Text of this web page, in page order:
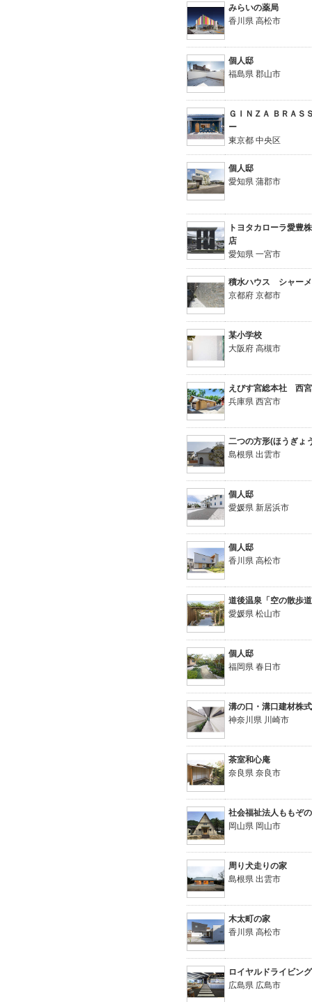
みらいの薬局
香川県 高松市
個人邸
福島県 郡山市
ＧＩＮＺＡ ＢＲＡ
ー
東京都 中央区
個人邸
愛知県 蒲郡市
トヨタカローラ愛
店
愛知県 一宮市
積水ハウス シャー
京都府 京都市
某小学校
大阪府 高槻市
えびす宮総本社 西
兵庫県 西宮市
二つの方形(ほうぎょ
島根県 出雲市
個人邸
愛媛県 新居浜市
個人邸
香川県 高松市
道後温泉「空の散歩
愛媛県 松山市
個人邸
福岡県 春日市
溝の口・溝口建材株
神奈川県 川崎市
茶室和心庵
奈良県 奈良市
社会福祉法人ももぞ
岡山県 岡山市
周り犬走りの家
島根県 出雲市
木太町の家
香川県 高松市
ロイヤルドライビン
広島県 広島市